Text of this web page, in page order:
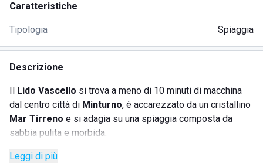
Caratteristiche
Tipologia Spiaggia
Descrizione
Il Lido Vascello si trova a meno di 10 minuti di macchina
dal centro città di Minturno, è accarezzato da un cristallino
Mar Tirreno e si adagia su una spiaggia composta da
sabbia pulita e morbida.
interessanti attrazioni archeologiche che rendono il borgo
Leggi di più